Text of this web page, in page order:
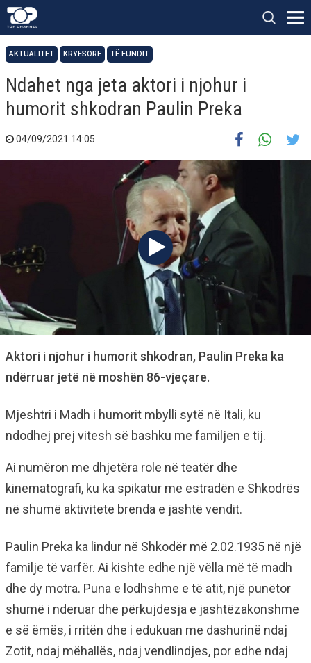
AKTUALITET KRYESORE TË FUNDIT
Ndahet nga jeta aktori i njohur i
humorit shkodran Paulin Preka
04/09/2021 14:05
Aktori i njohur i humorit shkodran, Paulin Preka ka
ndërruar jetë në moshën 86-vjeçare.
Mjeshtri i Madh i humorit mbylli sytë në Itali, ku
ndodhej prej vitesh së bashku me familjen e tij.
Ai numëron me dhjetëra role në teatër dhe
kinematografi, ku ka spikatur me estradën e Shkodrës
në shumë aktivitete brenda e jashtë vendit.
Paulin Preka ka lindur në Shkodër më 2.02.1935 në një
familje të varfër. Ai kishte edhe një vëlla më të madh
dhe dy motra. Puna e lodhshme e të atit, një punëtor
shumë i nderuar dhe përkujdesja e jashtëzakonshme
e së ëmës, i rritën dhe i edukuan me dashurinë ndaj
Zotit, ndaj mëhallës, ndaj vendlindjes, por edhe ndaj